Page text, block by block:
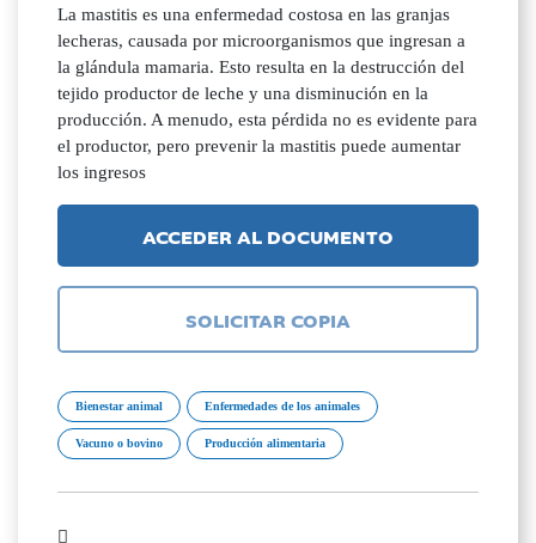
La mastitis es una enfermedad costosa en las granjas
lecheras, causada por microorganismos que ingresan a
la glándula mamaria. Esto resulta en la destrucción del
tejido productor de leche y una disminución en la
producción. A menudo, esta pérdida no es evidente para
el productor, pero prevenir la mastitis puede aumentar
los ingresos
ACCEDER AL DOCUMENTO
SOLICITAR COPIA
Bienestar animal Enfermedades de los animales
Vacuno o bovino Producción alimentaria